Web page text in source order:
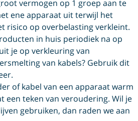
vermogen op 1 groep aan te
ene apparaat uit terwijl het
risico op overbelasting verkleint.
in huis periodiek na op
je op verkleuring van
van kabels? Gebruik dit
of kabel van een apparaat warm
een teken van veroudering. Wil je
gebruiken, dan raden we aan